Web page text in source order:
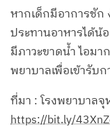
หากเด็กมีอาการชั
ประทานอาหารได้น้
มีภาวะขาดน้ำ ไอม
พยาบาลเพื่อเข้ารับ
ที่มา : โรงพยาบาล
https://bit.ly/